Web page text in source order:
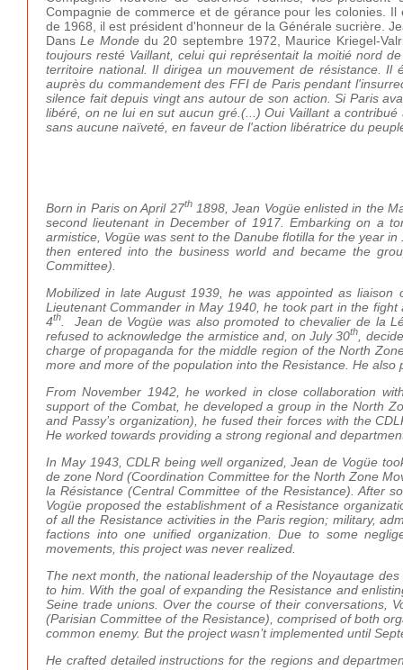
Compagnie de commerce et de gérance pour les colonies.
de 1968, il est président d'honneur de la Générale sucrière.
DansLe Mondedu 20 septembre 1972, Maurice Kriegel-
toujours resté Vaillant, celui qui représentait la moitié nord
territoire national. Il dirigea un mouvement de résistance.
auprès du commandement des FFI de Paris pendant
silence fait depuis vingt ans autour de son action. Si Paris
libéré, on ne lui en sut aucun gré.(...) Oui Vaillant a
sans aucune naïveté, en faveur de l'action libératrice du
Born in Paris on April 27th1898, Jean Vogüe enlisted in the
second lieutenant in December of 1917. Embarking on a
armistice, Vogüe was sent to the Danube flotilla for the year
then entered into the business world and became the
Committee).
Mobilized in late August 1939, he was appointed as liaison
Lieutenant Commander in May 1940, he took part in the
4th
. Jean de Vogüe was also promoted to chevalier de la
refused to acknowledge the armistice and, on July 30th
,
charge of propaganda for the middle region of the North
more and more of the population into the Resistance. He
From November 1942, he worked in close collaboration
support of the Combat, he developed a group in the North
and Passy’s organization), he fused their forces with the
He worked towards providing a strong regional and
In May 1943, CDLR being well organized, Jean de Vogüe
de zone Nord (Coordination Committee for the North Zone
la Résistance (Central Committee of the Resistance). After
Vogüe proposed the establishment of a Resistance
of all the Resistance activities in the Paris region; military,
factions into one unified organization. Due to some
movements, this project was never realized.
The next month, the national leadership of the Noyautage
to him. With the goal of expanding the Resistance and
Seine trade unions. Over the course of their conversations,
(Parisian Committee of the Resistance), comprised of both
common enemy. But the project wasn’t implemented until
He crafted detailed instructions for the regions and